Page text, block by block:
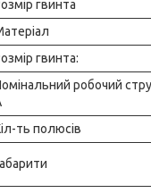
гвинта
гвинта:
робочий
ть полюсів